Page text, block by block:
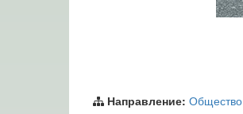
Направление: Общество